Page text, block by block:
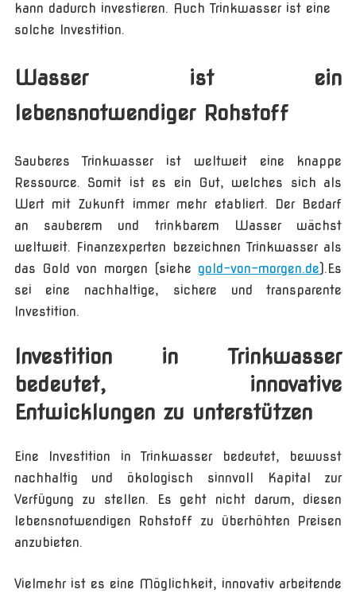
kann dadurch investieren. Auch Trinkwasser ist eine
solche Investition.
Wasser ist ein
lebensnotwendiger Rohstoff
Sauberes Trinkwasser ist weltweit eine knappe
Ressource. Somit ist es ein Gut, welches sich als
Wert mit Zukunft immer mehr etabliert. Der Bedarf
an sauberem und trinkbarem Wasser wächst
weltweit. Finanzexperten bezeichnen Trinkwasser als
das Gold von morgen (siehe gold-von-morgen.de).Es
sei eine nachhaltige, sichere und transparente
Investition.
Investition in Trinkwasser
bedeutet, innovative
Entwicklungen zu unterstützen
Eine Investition in Trinkwasser bedeutet, bewusst
nachhaltig und ökologisch sinnvoll Kapital zur
Verfügung zu stellen. Es geht nicht darum, diesen
lebensnotwendigen Rohstoff zu überhöhten Preisen
anzubieten.
Vielmehr ist es eine Möglichkeit, innovativ arbeitende